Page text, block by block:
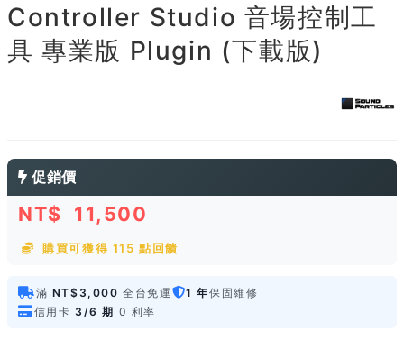
Controller Studio 音場控制工
具 專業版 Plugin (下載版)
促銷價
NT$ 11,500
購買可獲得 115 點回饋
滿 NT$3,000 全台免運 1 年保固維修
信用卡 3/6 期 0 利率